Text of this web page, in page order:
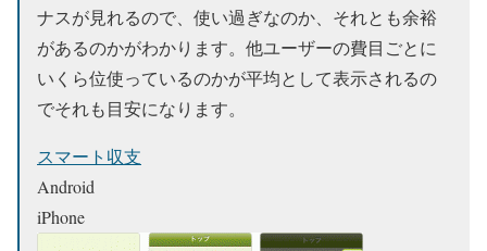
ナスが見れるので、使い過ぎなのか、それとも余裕
があるのかがわかります。他ユーザーの費目ごとに
いくら位使っているのかが平均として表示されるの
でそれも目安になります。
スマート収支
Android
iPhone